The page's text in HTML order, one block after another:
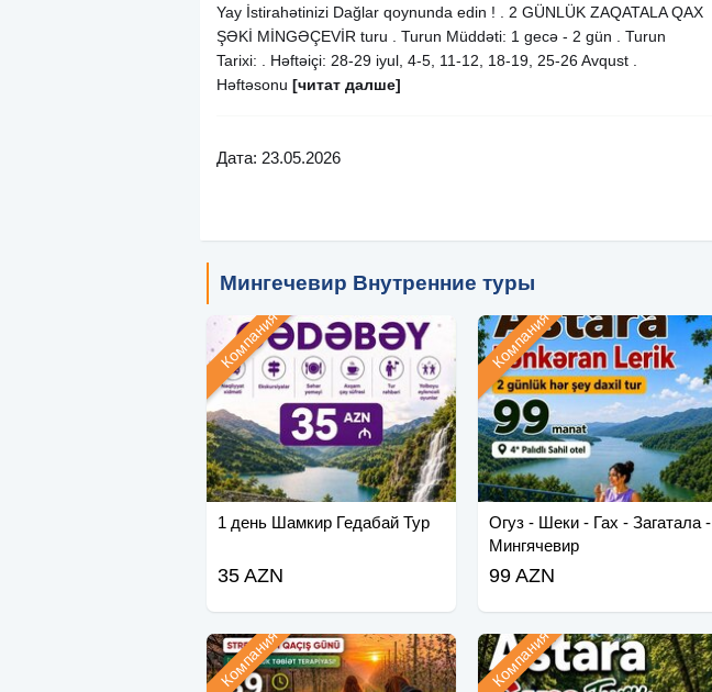
Yay İstirahətinizi Dağlar qoynunda edin ! . 2 GÜNLÜK ZAQATALA QAX
ŞƏKİ MİNGƏÇEVİR turu . Turun Müddəti: 1 gecə - 2 gün . Turun
Tarixi: . Həftəiçi: 28-29 iyul, 4-5, 11-12, 18-19, 25-26 Avqust .
Həftəsonu [читат далше]
Дата: 23.05.2026
Мингечевир Внутренние туры
1 день Шамкир Гедабай Тур
Компания
35 AZN
Огуз - Шеки - Гах - Загатала -
Мингячевир
Компания
99 AZN
Компания Компания